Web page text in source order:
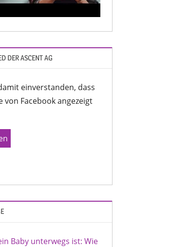
DER ASCENT AG
einverstanden, dass
von Facebook angezeigt
Baby unterwegs ist: Wie